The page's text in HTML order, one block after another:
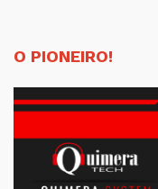
O PIONEIRO!